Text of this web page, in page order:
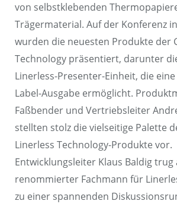
von selbstklebenden
Trägermaterial. Auf der Konferenz
wurden die neuesten Produkte der
Technology präsentiert, darunter
Linerless-Presenter-Einheit, die
Label-Ausgabe ermöglicht.
Faßbender und Vertriebsleiter
stellten stolz die vielseitige Palette
Linerless Technology-Produkte vor.
Entwicklungsleiter Klaus Baldig trug
renommierter Fachmann für
zu einer spannenden